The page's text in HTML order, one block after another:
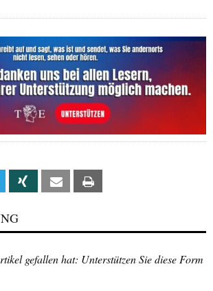
Linkedin Xing Email
gefallen hat: Unterstützen Sie diese Form